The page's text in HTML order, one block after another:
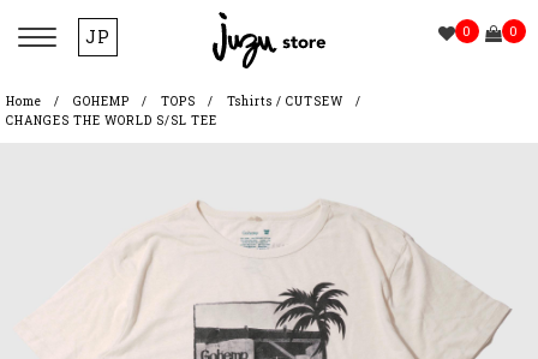
JP 0 0
Home GOHEMP TOPS
Tshirts / CUTSEW
CHANGES THE WORLD S/SL TEE